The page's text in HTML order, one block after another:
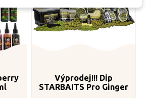
Výprodej!!! Dip
STARBAITS Pro Ginger